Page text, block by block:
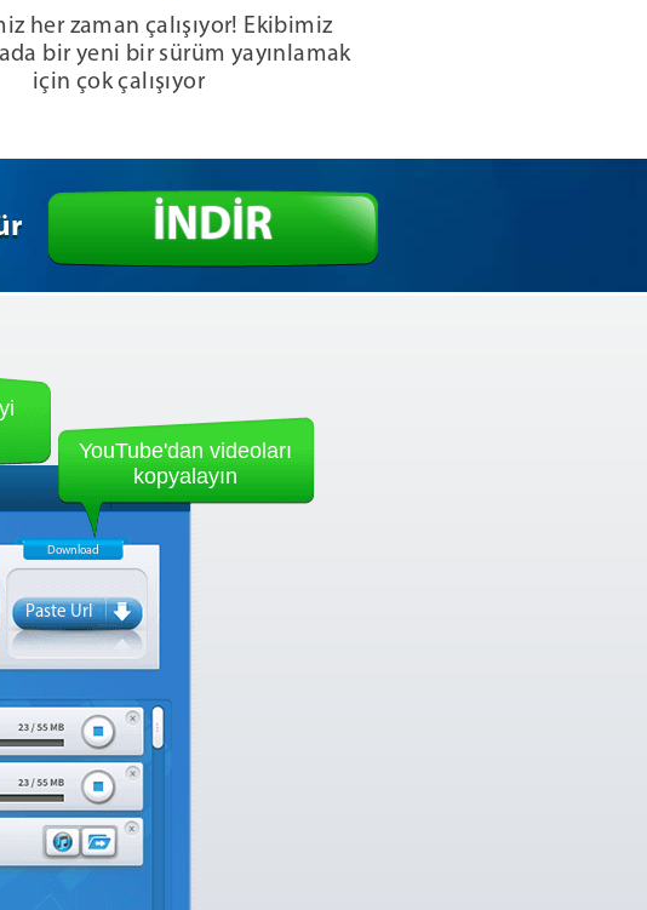
her zaman çalışıyor! Ekibimiz
bir yeni bir sürüm yayınlamak
için çok çalışıyor
İNDİR
Download
Paste Url
YouTube'dan videoları
kopyalayın